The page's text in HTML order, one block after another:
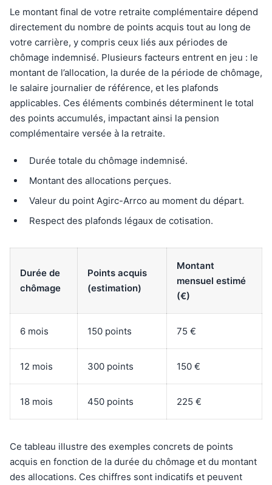
Le montant final de votre retraite complémentaire dépend
directement du nombre de points acquis tout au long de
votre carrière, y compris ceux liés aux périodes de
chômage indemnisé. Plusieurs facteurs entrent en jeu : le
montant de l’allocation, la durée de la période de chômage,
le salaire journalier de référence, et les plafonds
applicables. Ces éléments combinés déterminent le total
des points accumulés, impactant ainsi la pension
complémentaire versée à la retraite.
Durée totale du chômage indemnisé.
Montant des allocations perçues.
Valeur du point Agirc-Arrco au moment du départ.
Respect des plafonds légaux de cotisation.
Durée de
chômage
Points acquis
(estimation)
Montant
mensuel estimé
(€)
6 mois 150 points 75 €
12 mois 300 points 150 €
18 mois 450 points 225 €
Ce tableau illustre des exemples concrets de points
acquis en fonction de la durée du chômage et du montant
des allocations. Ces chiffres sont indicatifs et peuvent